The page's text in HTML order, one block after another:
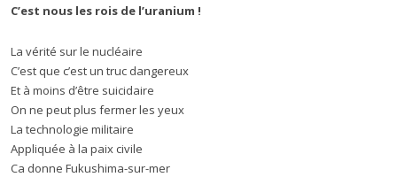
C’est nous les rois de l’uranium !
La vérité sur le nucléaire
C’est que c’est un truc dangereux
Et à moins d’être suicidaire
On ne peut plus fermer les yeux
La technologie militaire
Appliquée à la paix civile
Ca donne Fukushima-sur-mer